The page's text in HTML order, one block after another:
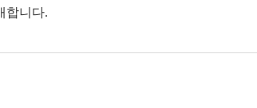
합니다.